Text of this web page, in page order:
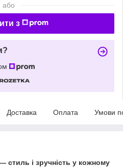
або
з
Доставка Оплата Умови
і зручність у кожному